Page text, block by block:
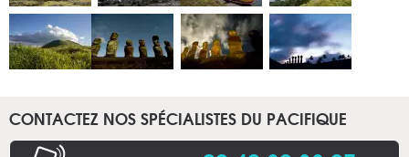
CONTACTEZ NOS SPÉCIALISTES DU PACIFIQUE